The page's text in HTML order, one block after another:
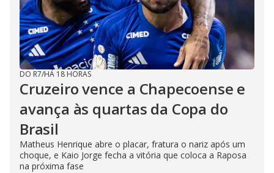
DO R7/HÁ 18 HORAS
Cruzeiro vence a Chapecoense e
avança às quartas da Copa do
Brasil
Matheus Henrique abre o placar, fratura o nariz após um
choque, e Kaio Jorge fecha a vitória que coloca a Raposa
na próxima fase